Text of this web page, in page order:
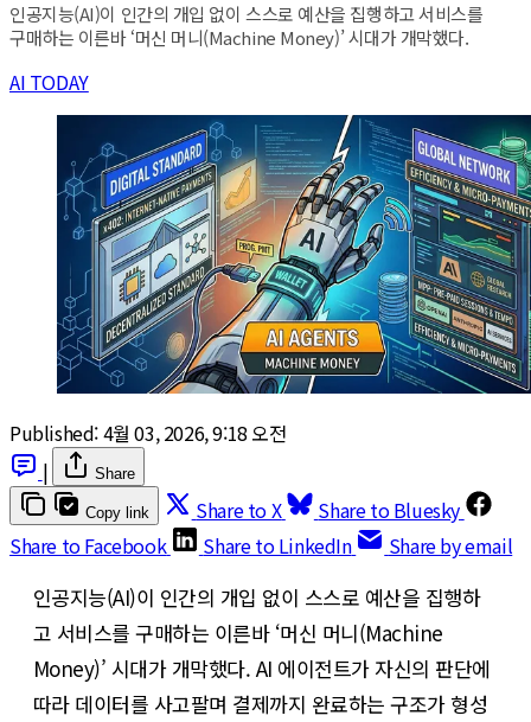
인공지능(AI)이 인간의 개입 없이 스스로 예산을 집행하고 서비스를
구매하는 이른바 ‘머신 머니(Machine Money)’ 시대가 개막했다.
AI TODAY
Published:4월 03, 2026, 9:18 오전
|
Share
Copy link Share to X
Share to Bluesky
Share to Facebook
Share to LinkedIn Share by email
인공지능(AI)이 인간의 개입 없이 스스로 예산을 집행하
고 서비스를 구매하는 이른바 ‘머신 머니(Machine
Money)’ 시대가 개막했다. AI 에이전트가 자신의 판단에
따라 데이터를 사고팔며 결제까지 완료하는 구조가 형성